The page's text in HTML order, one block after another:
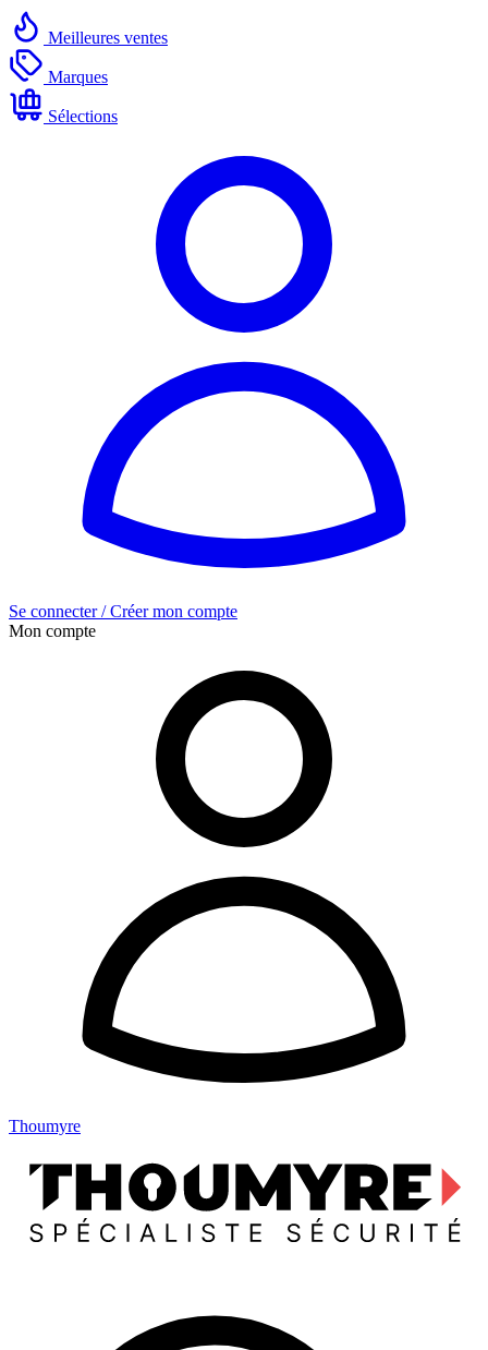
Meilleures ventes
Marques
Sélections
Se connecter / Créer mon compte
Mon compte
Thoumyre